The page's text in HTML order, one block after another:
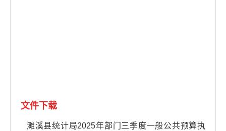
文件下载
濉溪县统计局2025年部门三季度一般公共预算执